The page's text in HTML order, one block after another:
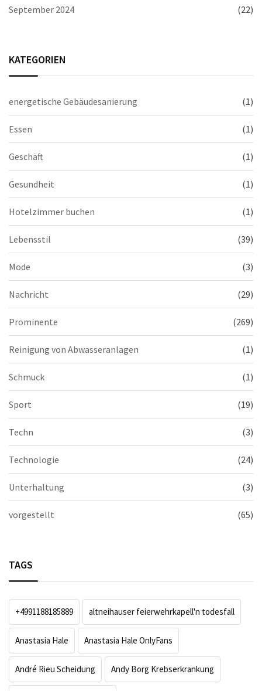
September 2024 (22)
KATEGORIEN
energetische Gebäudesanierung (1)
Essen (1)
Geschäft (1)
Gesundheit (1)
Hotelzimmer buchen (1)
Lebensstil (39)
Mode (3)
Nachricht (29)
Prominente (269)
Reinigung von Abwasseranlagen (1)
Schmuck (1)
Sport (19)
Techn (3)
Technologie (24)
Unterhaltung (3)
vorgestellt (65)
TAGS
+4991188185889 altneihauser feierwehrkapell'n todesfall
Anastasia Hale Anastasia Hale OnlyFans
André Rieu Scheidung Andy Borg Krebserkrankung